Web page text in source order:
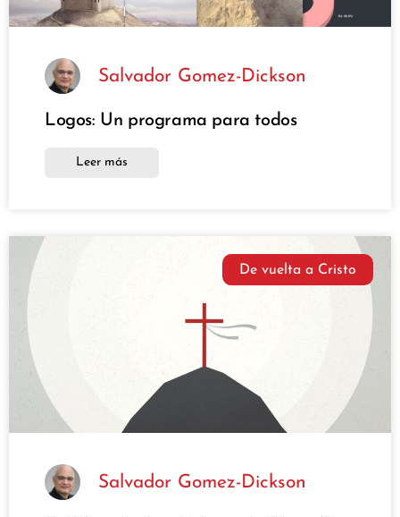
Salvador Gomez-Dickson
Logos: Un programa para todos
Leer más
De vuelta a Cristo
Salvador Gomez-Dickson